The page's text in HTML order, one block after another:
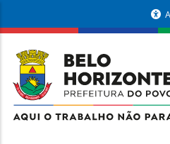
conteúdo
principal
da
Prefeitura
de